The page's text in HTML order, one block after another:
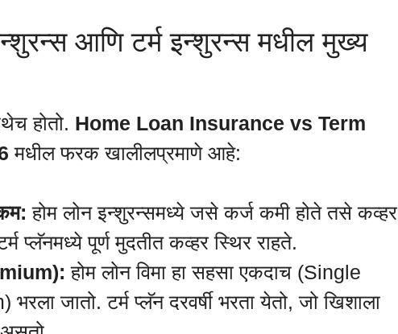
आणि टर्म इन्शुरन्स मधील मुख्य
होतो. Home Loan Insurance vs Term
मधील फरक खालीलप्रमाणे आहे:
होम लोन इन्शुरन्समध्ये जसे कर्ज कमी होते तसे कव्हर
प्लॅनमध्ये पूर्ण मुदतीत कव्हर स्थिर राहते.
होम लोन विमा हा सहसा एकदाच (Single
जातो. टर्म प्लॅन दरवर्षी भरता येतो, जो खिशाला